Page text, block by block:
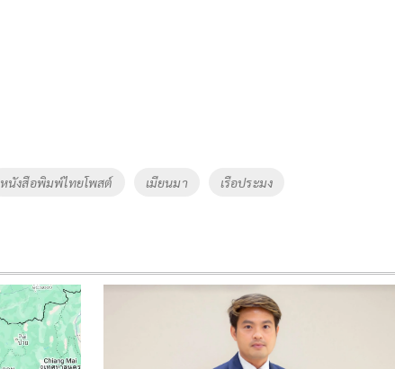
หนังสือพิมพ์ไทยโพสต์ เมียนมา เรือประมง